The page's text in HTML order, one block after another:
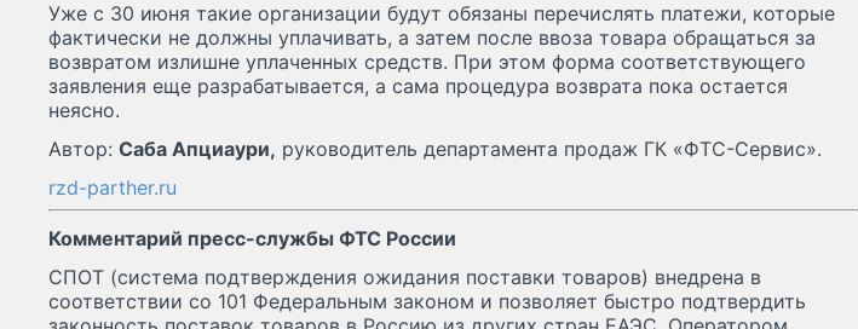
Уже с 30 июня такие организации будут обязаны перечислять платежи, которые
фактически не должны уплачивать, а затем после ввоза товара обращаться за
возвратом излишне уплаченных средств. При этом форма соответствующего
заявления еще разрабатывается, а сама процедура возврата пока остается
неясно.
Автор: Саба Апциаури, руководитель департамента продаж ГК «ФТС-Сервис».
rzd-parther.ru
Комментарий пресс-службы ФТС России
СПОТ (система подтверждения ожидания поставки товаров) внедрена в
соответствии со 101 Федеральным законом и позволяет быстро подтвердить